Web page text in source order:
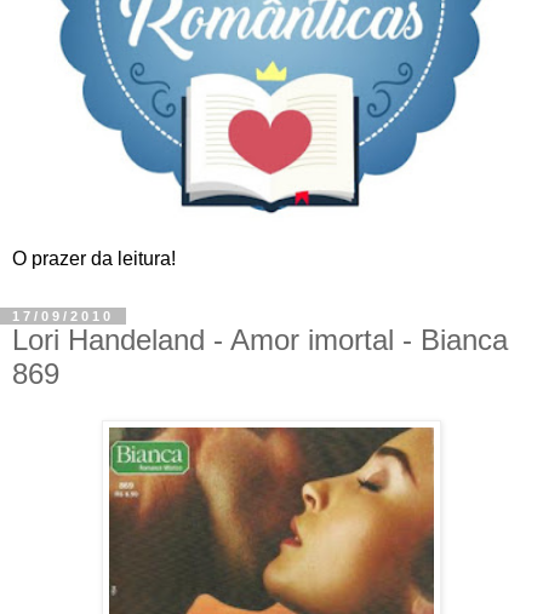
O prazer da leitura!
17/09/2010
Lori Handeland - Amor imortal - Bianca
869